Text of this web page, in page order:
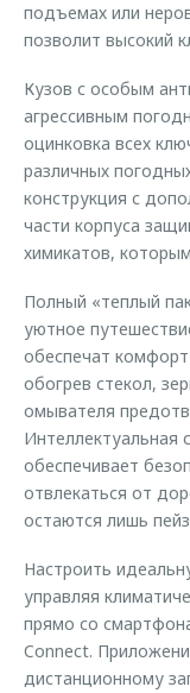
подъемах или
позволит высокий
Кузов с особым
агрессивным
оцинковка всех
различных
конструкция с
части корпуса
химикатов,
Полный «теплый
уютное
обеспечат
обогрев стекол,
омывателя
Интеллектуальная
обеспечивает
отвлекаться от
остаются лишь
Настроить
управляя
прямо со
Connect.
дистанционному